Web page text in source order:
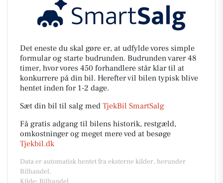
Det eneste du skal gøre er, at udfylde vores simple
formular og starte budrunden. Budrunden varer 48
timer, hvor vores 450 forhandlere står klar til at
konkurrere på din bil. Herefter vil bilen typisk blive
hentet inden for 1-2 dage.
Sæt din bil til salg med TjekBil SmartSalg
Få gratis adgang til bilens historik, restgæld,
omkostninger og meget mere ved at besøge
Tjekbil.dk
Data er automatisk hentet fra eksterne kilder, herunder
Bilhandel.